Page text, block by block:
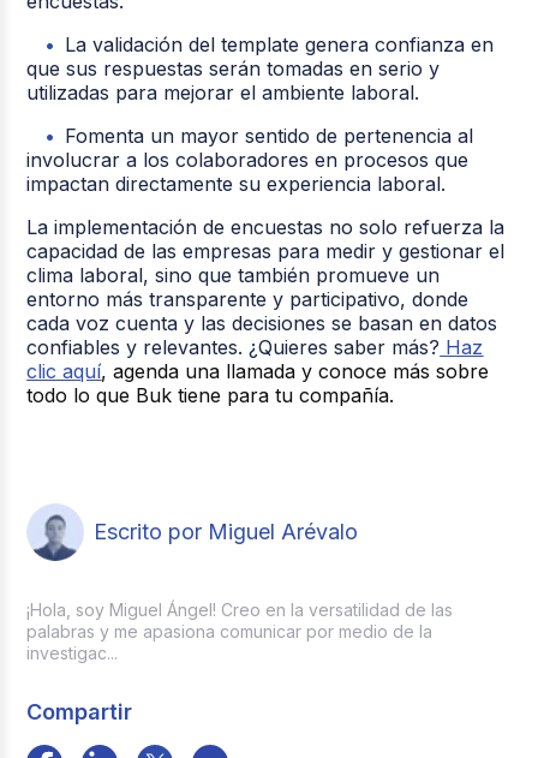
La validación del template genera confianza en
que sus respuestas serán tomadas en serio y
utilizadas para mejorar el ambiente laboral.
Fomenta un mayor sentido de pertenencia al
involucrar a los colaboradores en procesos que
impactan directamente su experiencia laboral.
La implementación de encuestas no solo refuerza la
capacidad de las empresas para medir y gestionar el
clima laboral, sino que también promueve un
entorno más transparente y participativo, donde
cada voz cuenta y las decisiones se basan en datos
confiables y relevantes. ¿Quieres saber más? Haz
clic aquí, agenda una llamada y conoce más sobre
todo lo que Buk tiene para tu compañía.
Escrito por Miguel Arévalo
¡Hola, soy Miguel Ángel! Creo en la versatilidad de las
palabras y me apasiona comunicar por medio de la
investigac...
Compartir